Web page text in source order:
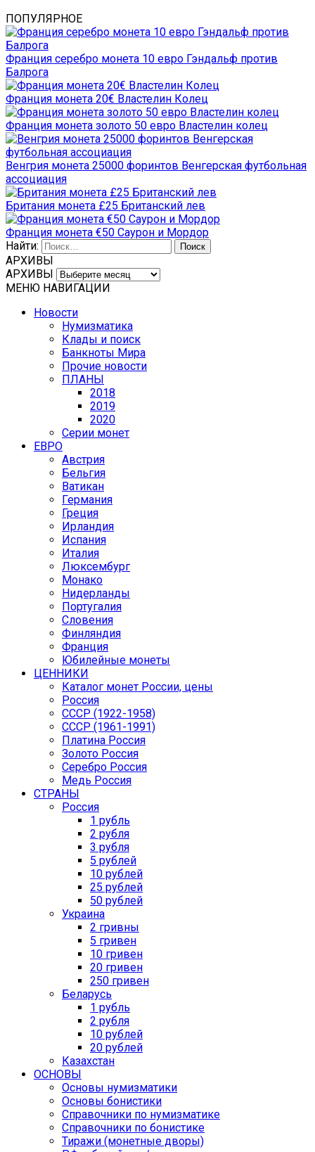
ПОПУЛЯРНОЕ
Франция серебро монета 10 евро Гэндальф против
Балрога
Франция монета 20€ Властелин Колец
Франция монета золото 50 евро Властелин колец
Венгрия монета 25000 форинтов Венгерская футбольная
ассоциация
Британия монета £25 Британский лев
Франция монета €50 Саурон и Мордор
Найти:
АРХИВЫ
АРХИВЫ
МЕНЮ НАВИГАЦИИ
Новости
Нумизматика
Клады и поиск
Банкноты Мира
Прочие новости
ПЛАНЫ
2018
2019
2020
Серии монет
ЕВРО
Австрия
Бельгия
Ватикан
Германия
Греция
Ирландия
Испания
Италия
Люксембург
Монако
Нидерланды
Португалия
Словения
Финляндия
Франция
Юбилейные монеты
ЦЕННИКИ
Каталог монет России, цены
Россия
СССР (1922-1958)
CCCР (1961-1991)
Платина Россия
Золото Россия
Серебро Россия
Медь Россия
СТРАНЫ
Россия
1 рубль
2 рубля
3 рубля
5 рублей
10 рублей
25 рублей
50 рублей
Украина
2 гривны
5 гривен
10 гривен
20 гривен
250 гривен
Беларусь
1 рубль
2 рубля
10 рублей
20 рублей
Казахстан
ОСНОВЫ
Основы нумизматики
Основы бонистики
Справочники по нумизматике
Справочники по бонистике
Тиражи (монетные дворы)